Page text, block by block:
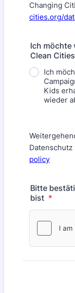
Changing
cities.org/
Ich möchte
Clean
Ich
Kids
wieder
policy
Bitte
bist *